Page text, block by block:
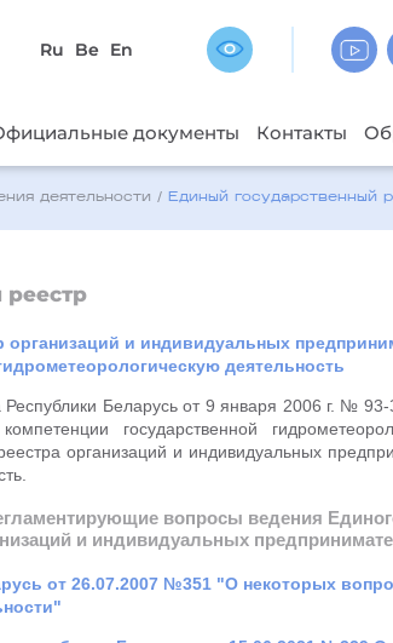
Ru Be En
документы Контакты
деятельности / Единый государственный
организаций и индивидуальных
деятельность
Республики Беларусь от 9 января 2006 г. №
государственной
организаций и индивидуальных
вопросы ведения
и индивидуальных
от 26.07.2007 №351 "О некоторых